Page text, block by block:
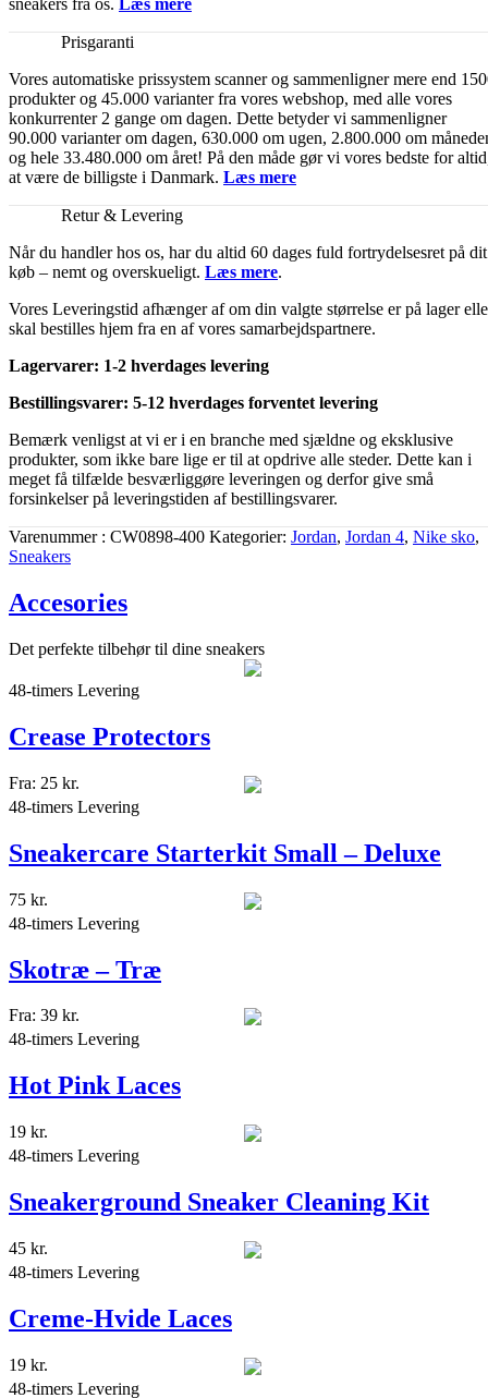
sneakers fra os. Læs mere
Prisgaranti
Vores automatiske prissystem scanner og sammenligner mere end
produkter og 45.000 varianter fra vores webshop, med alle vores
konkurrenter 2 gange om dagen. Dette betyder vi sammenligner
90.000 varianter om dagen, 630.000 om ugen, 2.800.000 om
og hele 33.480.000 om året! På den måde gør vi vores bedste for
at være de billigste i Danmark. Læs mere
Retur & Levering
Når du handler hos os, har du altid 60 dages fuld fortrydelsesret på dit
køb – nemt og overskueligt. Læs mere.
Vores Leveringstid afhænger af om din valgte størrelse er på lager
skal bestilles hjem fra en af vores samarbejdspartnere.
Lagervarer: 1-2 hverdages levering
Bestillingsvarer: 5-12 hverdages forventet levering
Bemærk venligst at vi er i en branche med sjældne og eksklusive
produkter, som ikke bare lige er til at opdrive alle steder. Dette kan i
meget få tilfælde besværliggøre leveringen og derfor give små
forsinkelser på leveringstiden af bestillingsvarer.
Varenummer CW0898-400 Kategorier Jordan, Jordan 4, Nike sko,
Sneakers
Accesories
Det perfekte tilbehør til dine sneakers
48-timers Levering
Crease Protectors
Fra: 25 kr.
48-timers Levering
Sneakercare Starterkit Small – Deluxe
75 kr.
48-timers Levering
Skotræ – Træ
Fra: 39 kr.
48-timers Levering
Hot Pink Laces
19 kr.
48-timers Levering
Sneakerground Sneaker Cleaning Kit
45 kr.
48-timers Levering
Creme-Hvide Laces
19 kr.
48-timers Levering